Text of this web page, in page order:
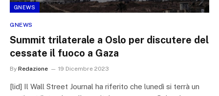
GNEWS
GNEWS
Summit trilaterale a Oslo per discutere del
cessate il fuoco a Gaza
By Redazione 19 Dicembre 2023
[lid] Il Wall Street Journal ha riferito che lunedì si terrà un